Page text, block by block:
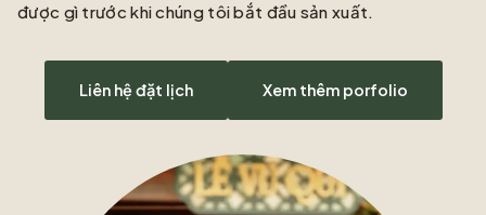
được gì trước khi chúng tôi bắt đầu sản xuất.
Liên hệ đặt lịch Xem thêm porfolio